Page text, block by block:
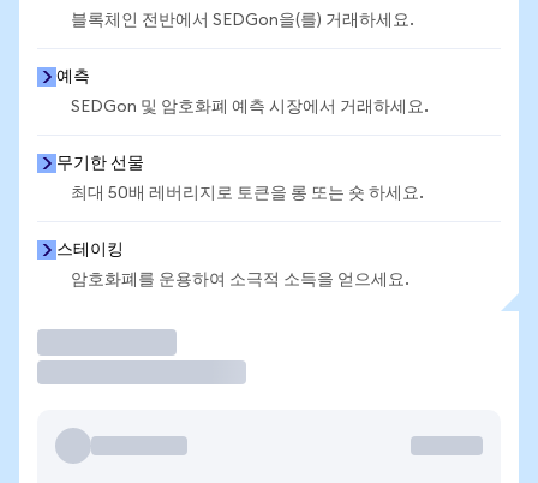
블록체인 전반에서 SEDGon을(를) 거래하세요.
예측
SEDGon 및 암호화폐 예측 시장에서 거래하세요.
무기한 선물
최대 50배 레버리지로 토큰을 롱 또는 숏 하세요.
스테이킹
암호화폐를 운용하여 소극적 소득을 얻으세요.